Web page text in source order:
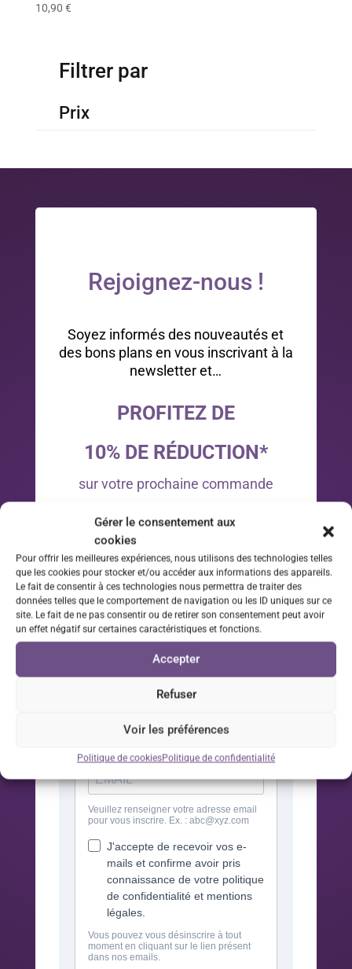
Gérer le consentement aux
cookies
Pour offrir les meilleures expériences, nous utilisons des technologies telles
que les cookies pour stocker et/ou accéder aux informations des appareils.
Le fait de consentir à ces technologies nous permettra de traiter des
données telles que le comportement de navigation ou les ID uniques sur ce
site. Le fait de ne pas consentir ou de retirer son consentement peut avoir
un effet négatif sur certaines caractéristiques et fonctions.
Accepter
Refuser
Voir les préférences
Politique de cookiesPolitique de confidentialité
Note
5.00
10,90 €
Filtrer par
Prix
Rejoignez-nous !
Soyez informés des nouveautés et
des bons plans en vous inscrivant à la
newsletter et…
PROFITEZ DE
10% DE RÉDUCTION*
sur votre prochaine commande
*Offre valable 30 jours à compter de la date d’inscription
à la newsletter sur votre prochaine commande.